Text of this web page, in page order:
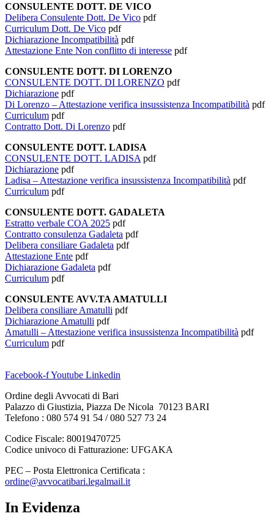
CONSULENTE DOTT. DE VICO
Delibera Consulente Dott. De Vico pdf
Curriculum Dott. De Vico pdf
Dichiarazione Incompatibilità pdf
Attestazione Ente Non conflitto di interesse pdf
CONSULENTE DOTT. DI LORENZO
CONSULENTE DOTT. DI LORENZO pdf
Dichiarazione pdf
Di Lorenzo – Attestazione verifica insussistenza Incompatibilità pdf
Curriculum pdf
Contratto Dott. Di Lorenzo pdf
CONSULENTE DOTT. LADISA
CONSULENTE DOTT. LADISA pdf
Dichiarazione pdf
Ladisa – Attestazione verifica insussistenza Incompatibilità pdf
Curriculum pdf
CONSULENTE DOTT. GADALETA
Estratto verbale COA 2025 pdf
Contratto consulenza Gadaleta pdf
Delibera consiliare Gadaleta pdf
Attestazione Ente pdf
Dichiarazione Gadaleta pdf
Curriculum pdf
CONSULENTE AVV.TA AMATULLI
Delibera consiliare Amatulli pdf
Dichiarazione Amatulli pdf
Amatulli – Attestazione verifica insussistenza Incompatibilità pdf
Curriculum pdf
Facebook-fYoutube Linkedin
Ordine degli Avvocati di Bari
Palazzo di Giustizia, Piazza De Nicola 70123 BARI
Telefono : 080 574 91 54 / 080 527 73 24
Codice Fiscale: 80019470725
Codice univoco di Fatturazione: UFGAKA
PEC – Posta Elettronica Certificata :
ordine@avvocatibari.legalmail.it
In Evidenza